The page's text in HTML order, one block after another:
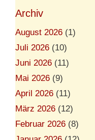
Archiv
August 2026 (1)
Juli 2026 (10)
Juni 2026 (11)
Mai 2026 (9)
April 2026 (11)
März 2026 (12)
Februar 2026 (8)